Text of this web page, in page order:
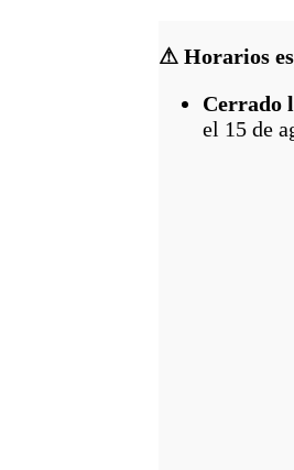
⚠ Horarios
Cerrado
el 15 de